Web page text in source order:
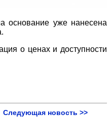
основание уже нанесена
о ценах и доступности
Следующая новость >>